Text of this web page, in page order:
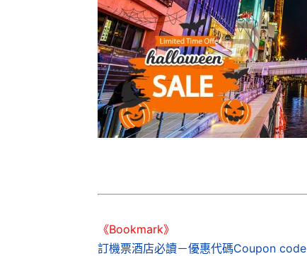
《Bookmark》
訂機票酒店必讀－優惠代碼Coupon code